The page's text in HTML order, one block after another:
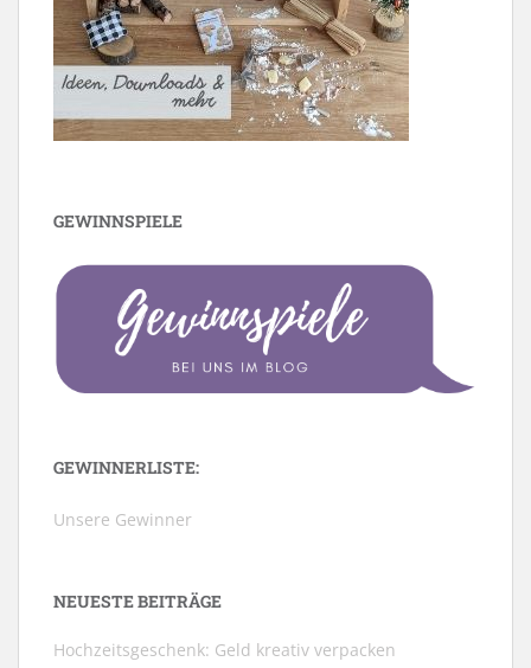
GEWINNSPIELE
GEWINNERLISTE:
Unsere Gewinner
NEUESTE BEITRÄGE
Hochzeitsgeschenk: Geld kreativ verpacken